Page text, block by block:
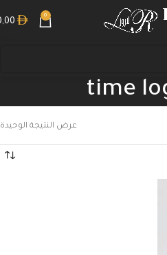
0
time
عرض النتيجة الوحيدة